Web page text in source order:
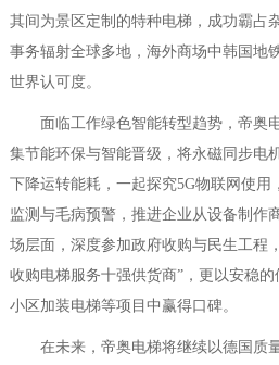
其间为景区定制的特种电梯，成功霸占
事务辐射全球多地，海外商场中韩国地
世界认可度。
面临工作绿色智能转型趋势，帝奥
集节能环保与智能晋级，将永磁同步电
下降运转能耗，一起探究5G物联网使
监测与毛病预警，推进企业从设备制作
场层面，深度参加政府收购与民生工程
收购电梯服务十强供货商”，更以安稳
小区加装电梯等项目中赢得口碑。
在未来，帝奥电梯将继续以德国质量